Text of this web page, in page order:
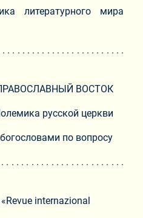
литературного мира
. . . . . . . . . . . . . . . . . . . . . . .
ВОСТОК
русской церкви
по вопросу
. . . . . . . . . . . . . . . . . . . . . . .
internazional